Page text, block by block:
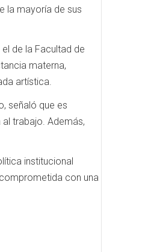
la mayoría de sus
de la Facultad de
materna,
artística.
señaló que es
trabajo. Además,
institucional
con una